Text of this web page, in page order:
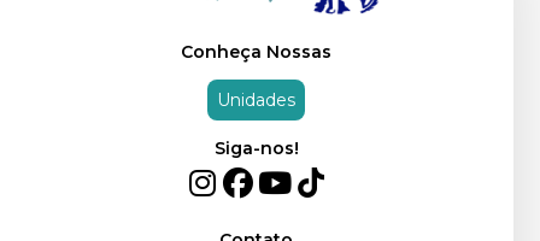
Conheça Nossas
Unidades
Siga-nos!